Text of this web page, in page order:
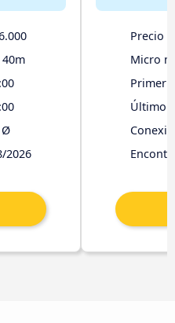
Ø
2026
Precio
Micro
Primer
Último